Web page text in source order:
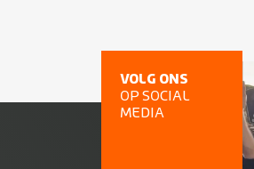
VOLG ONS
OP SOCIAL
MEDIA